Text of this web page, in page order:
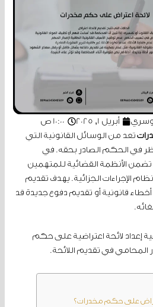
أبريل 1, 2025
10:00 ص
تعد من الوسائل القانونية التي
في الحكم الصادر بحقه. في
تضمن الأنظمة القضائية للمتهمين
الإجراءات الجزائية. يهدف تقديم
قانونية أو تقديم دفوع جديدة قد
لائحة اعتراضية على حكم
في تقديم اللائحة.
على حكم مخدرات؟